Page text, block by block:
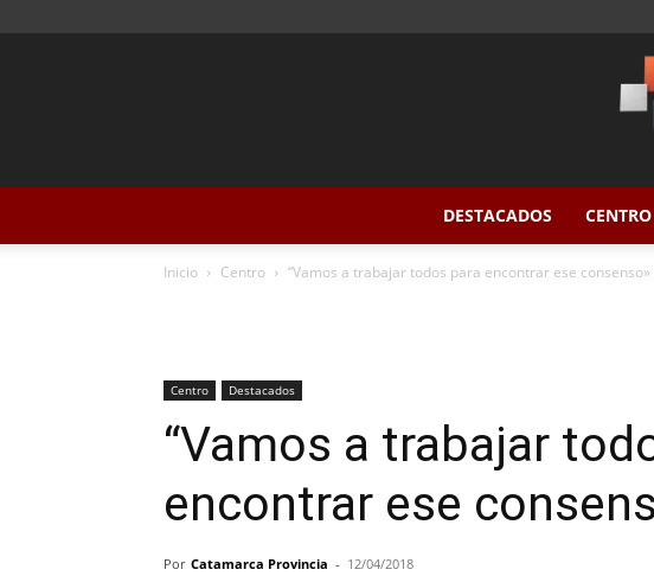
DESTACADOS CENTRO
Inicio Centro “Vamos a trabajar todos para encontrar ese consenso»
Centro Destacados
“Vamos a trabajar
encontrar ese
Por Catamarca Provincia - 12/04/2018